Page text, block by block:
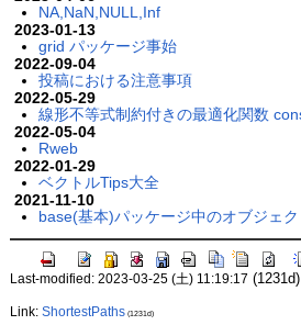
NA,NaN,NULL,Inf
2023-01-13
grid パッケージ事始
2022-09-04
投稿における注意事項
2022-05-29
線形不等式制約付きの最適化関数
2022-05-04
Rweb
2022-01-29
ベクトルTips大全
2021-11-10
base(基本)パッケージ中のオブジェ
Last-modified: 2023-03-25 (土) 11:19:17 (1231d)
Link: ShortestPaths(1231d)